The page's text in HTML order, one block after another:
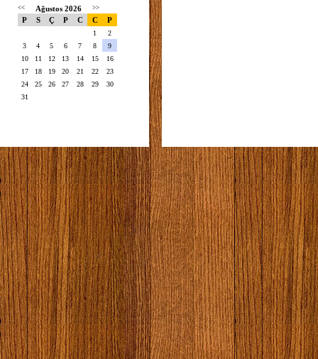
<< Ağustos 2026 >>
P S Ç P C C P
1
2
3
4 5 6 7 8
9
10
11 12 13 14 15
16
17
18 19 20 21 22
23
24
25 26 27 28 29
30
31